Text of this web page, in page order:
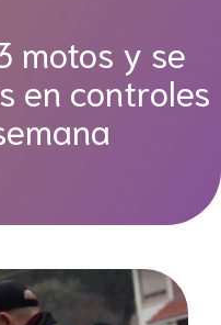
motos y se
en controles